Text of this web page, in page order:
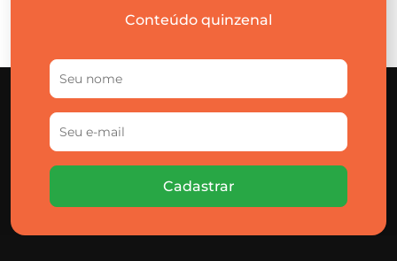
Conteúdo quinzenal
Cadastrar